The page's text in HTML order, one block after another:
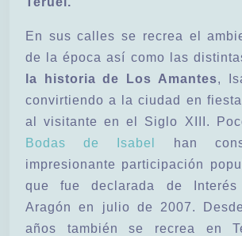
En sus calles se recrea el
de la época así como las
la historia de Los Amantes,
convirtiendo a la ciudad en
al visitante en el Siglo XIII.
Bodas de Isabel
han
impresionante participación
que fue declarada de Interés
Aragón en julio de 2007.
años también se recrea en